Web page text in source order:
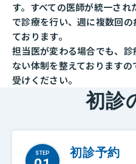
す。 すべての医師が統一され
で診療を行い、週に複数回
ております。
担当医が変わる場合でも、 診
ない体制を整えておりますの
受けください。
初診
STEP 初診予約